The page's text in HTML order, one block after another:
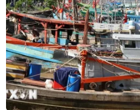
Mexico: Tai nạn trên
người thiệt mạng
15/05/2023 00:59
Một chiếc xe tải kéo đâm